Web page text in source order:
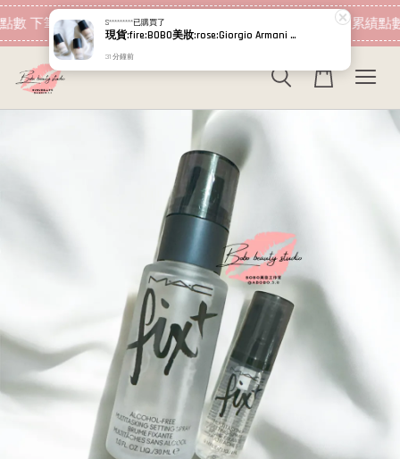
下筆消費即可折抵 現在去購物！ 加入會員 消費即可累績點
S*********已購買了
現貨:fire:BOBO美妝:rose:Giorgio Armani 新款 高訂完美絲絨 PRO超持妝絲絨 水慕斯粉底30ml GA 粉底液
31 分鐘前